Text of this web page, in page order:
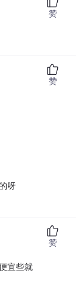
赞
呀
赞
宜些就
赞